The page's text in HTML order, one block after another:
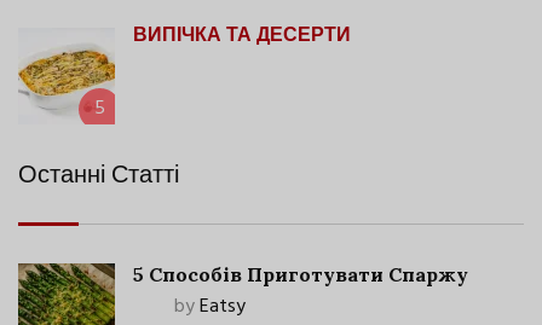
5
ВИПІЧКА ТА ДЕСЕРТИ
Останні Статті
5 Способів Приготувати Спаржу
byEatsy